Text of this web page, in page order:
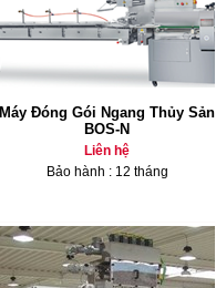
Máy Đóng Gói Ngang Thủy Sản
BOS-N
Liên hệ
Bảo hành : 12 tháng